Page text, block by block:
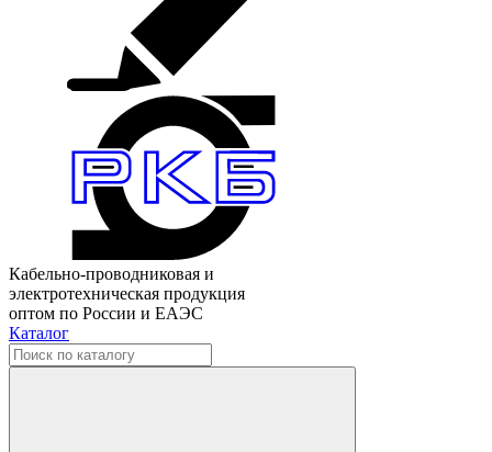
Кабельно-проводниковая и
электротехническая продукция
оптом по России и ЕАЭС
Каталог